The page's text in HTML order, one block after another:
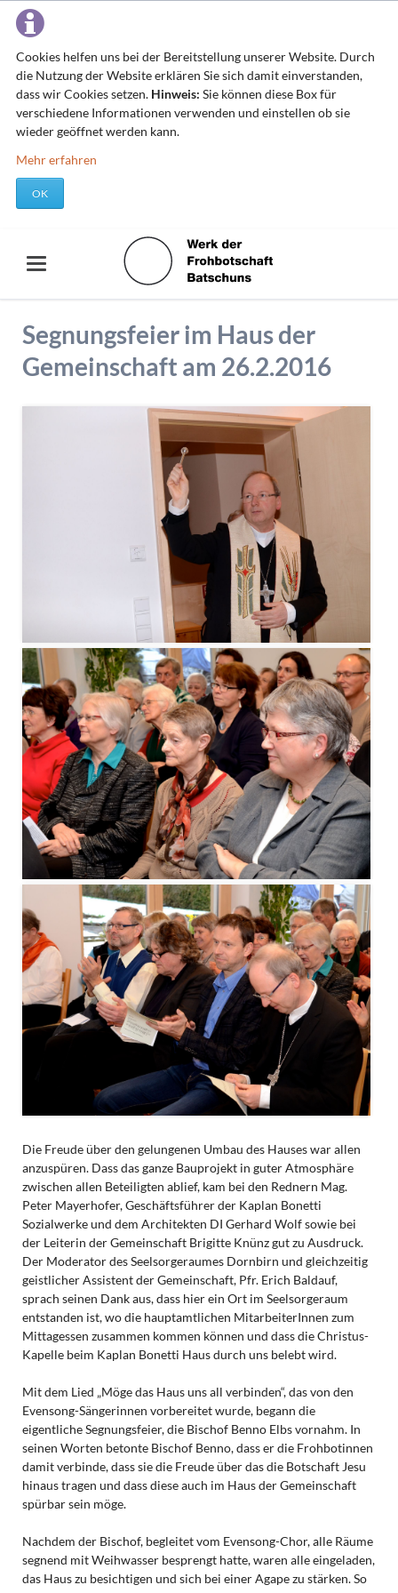
Cookies helfen uns bei der Bereitstellung unserer Website. Durch
die Nutzung der Website erklären Sie sich damit einverstanden,
dass wir Cookies setzen. Hinweis: Sie können diese Box für
verschiedene Informationen verwenden und einstellen ob sie
wieder geöffnet werden kann.
Mehr erfahren
OK
Segnungsfeier im Haus der
Gemeinschaft am 26.2.2016
Die Freude über den gelungenen Umbau des Hauses war allen
anzuspüren. Dass das ganze Bauprojekt in guter Atmosphäre
zwischen allen Beteiligten ablief, kam bei den Rednern Mag.
Peter Mayerhofer, Geschäftsführer der Kaplan Bonetti
Sozialwerke und dem Architekten DI Gerhard Wolf sowie bei
der Leiterin der Gemeinschaft Brigitte Knünz gut zu Ausdruck.
Der Moderator des Seelsorgeraumes Dornbirn und gleichzeitig
geistlicher Assistent der Gemeinschaft, Pfr. Erich Baldauf,
sprach seinen Dank aus, dass hier ein Ort im Seelsorgeraum
entstanden ist, wo die hauptamtlichen MitarbeiterInnen zum
Mittagessen zusammen kommen können und dass die Christus-
Kapelle beim Kaplan Bonetti Haus durch uns belebt wird.
Mit dem Lied „Möge das Haus uns all verbinden“, das von den
Evensong-Sängerinnen vorbereitet wurde, begann die
eigentliche Segnungsfeier, die Bischof Benno Elbs vornahm. In
seinen Worten betonte Bischof Benno, dass er die Frohbotinnen
damit verbinde, dass sie die Freude über das die Botschaft Jesu
hinaus tragen und dass diese auch im Haus der Gemeinschaft
spürbar sein möge.
Nachdem der Bischof, begleitet vom Evensong-Chor, alle Räume
segnend mit Weihwasser besprengt hatte, waren alle eingeladen,
das Haus zu besichtigen und sich bei einer Agape zu stärken. So